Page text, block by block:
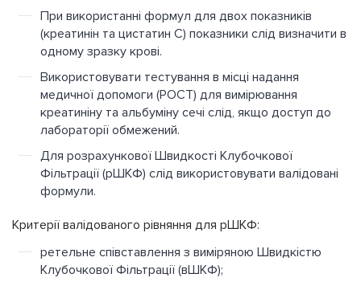
При використанні формул для двох показників
(креатинін та цистатин С) показники слід визначити в
одному зразку крові.
Використовувати тестування в місці надання
медичної допомоги (POCT) для вимірювання
креатиніну та альбуміну сечі слід, якщо доступ до
лабораторії обмежений.
Для розрахункової Швидкості Клубочкової
Фільтрації (рШКФ) слід використовувати валідовані
формули.
Критерії валідованого рівняння для рШКФ:
ретельне співставлення з виміряною Швидкістю
Клубочкової Фільтрації (вШКФ);